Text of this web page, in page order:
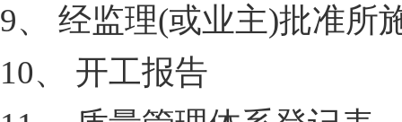
9、 经监理(或业主)批准所
10、 开工报告